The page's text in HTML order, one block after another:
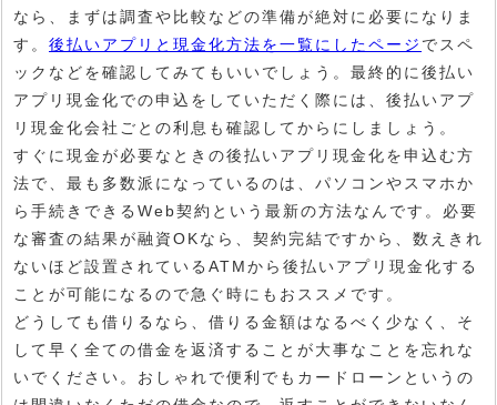
なら、まずは調査や比較などの準備が絶対に必要になりま
す。 後払いアプリと現金化方法を一覧にしたページ でスペ
ックなどを確認してみてもいいでしょう。最終的に後払い
アプリ現金化での申込をしていただく際には、後払いアプ
リ現金化会社ごとの利息も確認してからにしましょう。
すぐに現金が必要なときの後払いアプリ現金化を申込む方
法で、最も多数派になっているのは、パソコンやスマホか
ら手続きできるWeb契約という最新の方法なんです。必要
な審査の結果が融資OKなら、契約完結ですから、数えきれ
ないほど設置されているATMから後払いアプリ現金化する
ことが可能になるので急ぐ時にもおススメです。
どうしても借りるなら、借りる金額はなるべく少なく、そ
して早く全ての借金を返済することが大事なことを忘れな
いでください。おしゃれで便利でもカードローンというの